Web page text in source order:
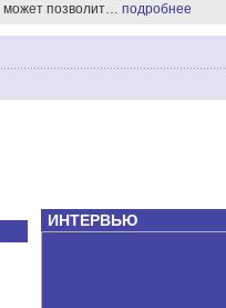
может позволит… подробнее
ИНТЕРВЬЮ